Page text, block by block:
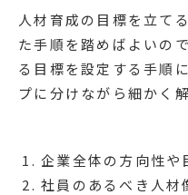
人材育成の目標を立て
た手順を踏めばよいの
る目標を設定する手順
プに分けながら細かく
企業全体の方向性や
社員のあるべき人材